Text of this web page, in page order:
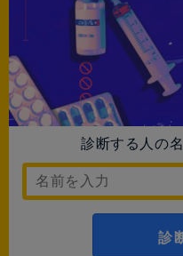
診断する人の
診